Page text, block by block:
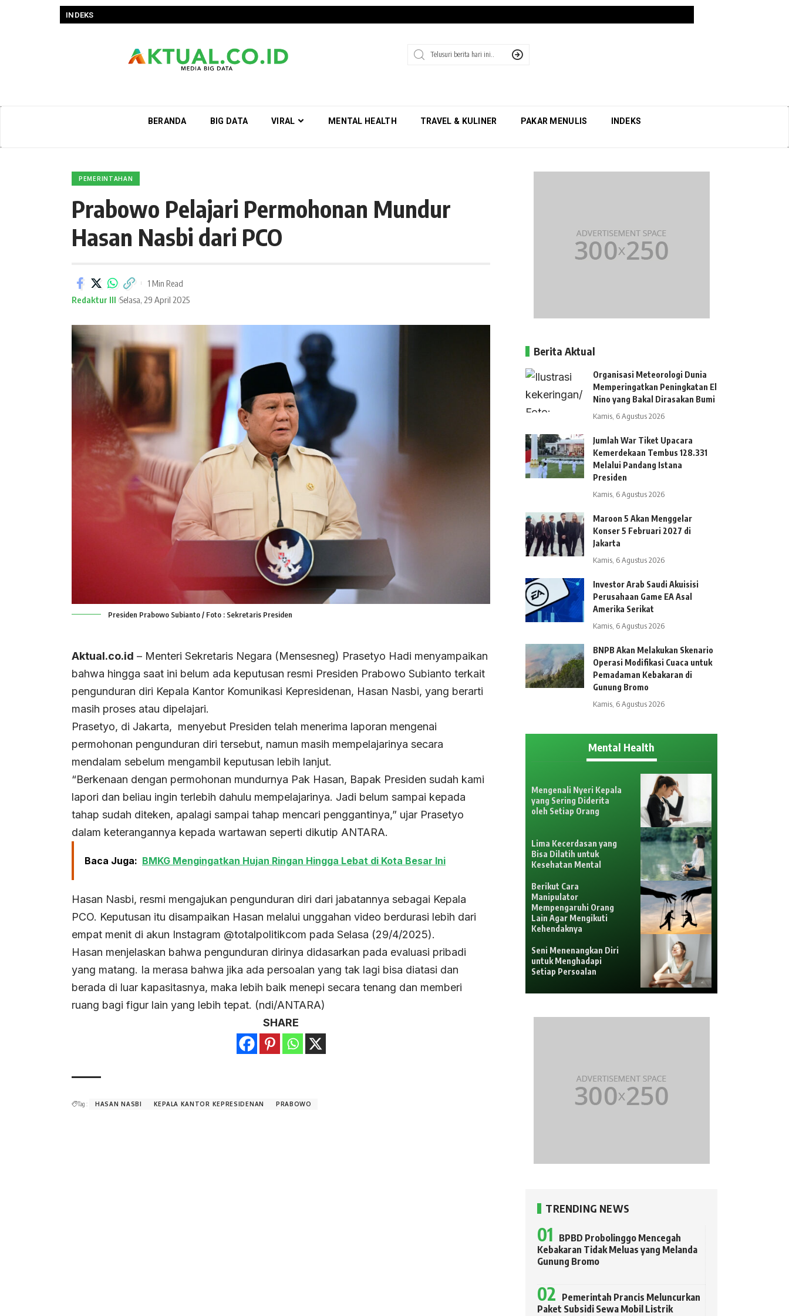
INDEKS
BERANDA BIG DATA VIRAL MENTAL HEALTH TRAVEL & KULINER PAKAR MENULIS INDEKS
PEMERINTAHAN
Prabowo Pelajari Permohonan Mundur
Hasan Nasbi dari PCO
Redaktur III Selasa, 29 April 2025
1 Min Read
Presiden Prabowo Subianto / Foto : Sekretaris Presiden
Aktual.co.id – Menteri Sekretaris Negara (Mensesneg) Prasetyo Hadi menyampaikan
bahwa hingga saat ini belum ada keputusan resmi Presiden Prabowo Subianto terkait
pengunduran diri Kepala Kantor Komunikasi Kepresidenan, Hasan Nasbi, yang berarti
masih proses atau dipelajari.
Prasetyo, di Jakarta, menyebut Presiden telah menerima laporan mengenai
permohonan pengunduran diri tersebut, namun masih mempelajarinya secara
mendalam sebelum mengambil keputusan lebih lanjut.
“Berkenaan dengan permohonan mundurnya Pak Hasan, Bapak Presiden sudah kami
lapori dan beliau ingin terlebih dahulu mempelajarinya. Jadi belum sampai kepada
tahap sudah diteken, apalagi sampai tahap mencari penggantinya,” ujar Prasetyo
dalam keterangannya kepada wartawan seperti dikutip ANTARA.
Baca Juga: BMKG Mengingatkan Hujan Ringan Hingga Lebat di Kota Besar Ini
Hasan Nasbi, resmi mengajukan pengunduran diri dari jabatannya sebagai Kepala
PCO. Keputusan itu disampaikan Hasan melalui unggahan video berdurasi lebih dari
empat menit di akun Instagram @totalpolitikcom pada Selasa (29/4/2025).
Hasan menjelaskan bahwa pengunduran dirinya didasarkan pada evaluasi pribadi
yang matang. Ia merasa bahwa jika ada persoalan yang tak lagi bisa diatasi dan
berada di luar kapasitasnya, maka lebih baik menepi secara tenang dan memberi
ruang bagi figur lain yang lebih tepat. (ndi/ANTARA)
SHARE
Tag : HASAN NASBI KEPALA KANTOR KEPRESIDENAN PRABOWO
Berita Aktual
Organisasi Meteorologi Dunia
Memperingatkan Peningkatan El
Nino yang Bakal Dirasakan Bumi
Kamis, 6 Agustus 2026
Jumlah War Tiket Upacara
Kemerdekaan Tembus 128.331
Melalui Pandang Istana
Presiden
Kamis, 6 Agustus 2026
Maroon 5 Akan Menggelar
Konser 5 Februari 2027 di
Jakarta
Kamis, 6 Agustus 2026
Investor Arab Saudi Akuisisi
Perusahaan Game EA Asal
Amerika Serikat
Kamis, 6 Agustus 2026
BNPB Akan Melakukan Skenario
Operasi Modifikasi Cuaca untuk
Pemadaman Kebakaran di
Gunung Bromo
Kamis, 6 Agustus 2026
Mental Health
Mengenali Nyeri Kepala
yang Sering Diderita
oleh Setiap Orang
Lima Kecerdasan yang
Bisa Dilatih untuk
Kesehatan Mental
Berikut Cara
Manipulator
Mempengaruhi Orang
Lain Agar Mengikuti
Kehendaknya
Seni Menenangkan Diri
untuk Menghadapi
Setiap Persoalan
TRENDING NEWS
BPBD Probolinggo Mencegah
Kebakaran Tidak Meluas yang Melanda
Gunung Bromo
Pemerintah Prancis Meluncurkan
Paket Subsidi Sewa Mobil Listrik